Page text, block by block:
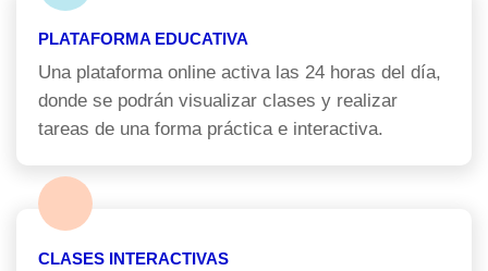
PLATAFORMA EDUCATIVA
Una plataforma online activa las 24 horas del día,
donde se podrán visualizar clases y realizar
tareas de una forma práctica e interactiva.
CLASES INTERACTIVAS